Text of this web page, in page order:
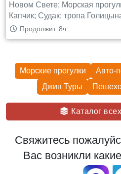
Новом Свете; Морская
Капчик; Судак; тропа
Продолжит. 8ч.
Морские прогулки
Авто-
Джип Туры
Каталог
Свяжитесь
Вас возникли